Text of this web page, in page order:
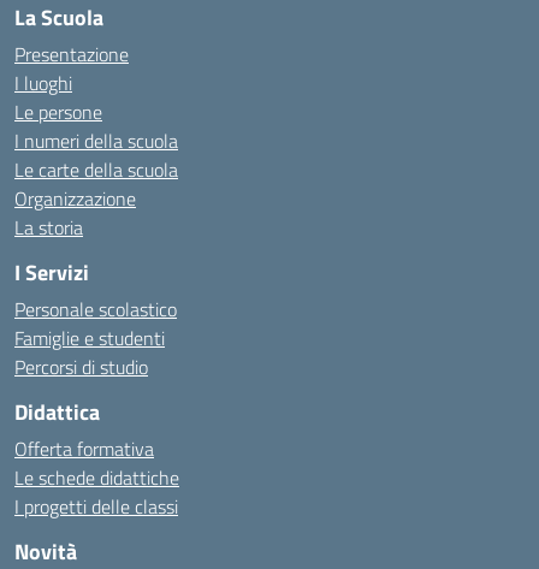
La Scuola
Presentazione
I luoghi
Le persone
I numeri della scuola
Le carte della scuola
Organizzazione
La storia
I Servizi
Personale scolastico
Famiglie e studenti
Percorsi di studio
Didattica
Offerta formativa
Le schede didattiche
I progetti delle classi
Novità